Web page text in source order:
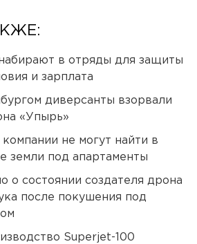
в отряды для защиты
и зарплата
диверсанты взорвали
«Упырь»
не могут найти в
земли под апартаменты
о состоянии создателя дрона
после покушения под
Superjet-100